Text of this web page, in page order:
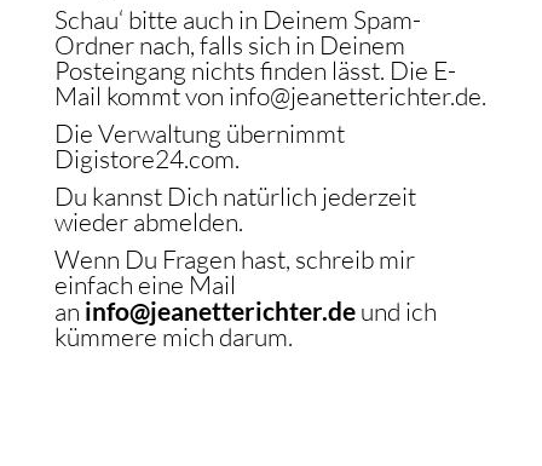
Schau‘ bitte auch in Deinem Spam-
Ordner nach, falls sich in Deinem
Posteingang nichts finden lässt. Die E-
Mail kommt von info@jeanetterichter.de.
Die Verwaltung übernimmt
Digistore24.com.
Du kannst Dich natürlich jederzeit
wieder abmelden.
Wenn Du Fragen hast, schreib mir
einfach eine Mail
an info@jeanetterichter.deund ich
kümmere mich darum.